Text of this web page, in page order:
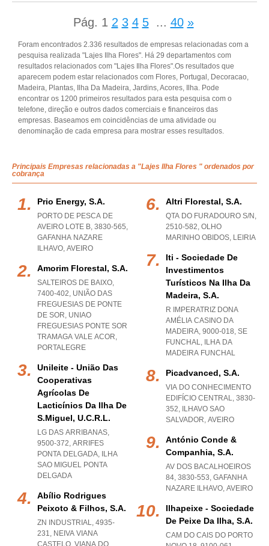
Pág. 1 2 3 4 5 ... 40 »
Foram encontrados 2.336 resultados de empresas relacionadas com a
pesquisa realizada "Lajes Ilha Flores". Há 29 departamentos com
resultados relacionados com "Lajes Ilha Flores".Os resultados que
aparecem podem estar relacionados com Flores, Portugal, Decoracao,
Madeira, Plantas, Ilha Da Madeira, Jardins, Acores, Ilha. Pode
encontrar os 1200 primeiros resultados para esta pesquisa com o
telefone, direção e outros dados comerciais e financeiros das
empresas. Baseamos em coincidências de uma atividade ou
denominação de cada empresa para mostrar esses resultados.
Principais Empresas relacionadas a "Lajes Ilha Flores " ordenados por
cobrança
Prio Energy, S.a.
PORTO DE PESCA DE
AVEIRO LOTE B, 3830-565,
GAFANHA NAZARE
ILHAVO, AVEIRO
Amorim Florestal, S.a.
SALTEIROS DE BAIXO,
7400-402, UNIÃO DAS
FREGUESIAS DE PONTE
DE SOR, UNIAO
FREGUESIAS PONTE SOR
TRAMAGA VALE ACOR,
PORTALEGRE
Unileite - União Das
Cooperativas
Agrícolas De
Lacticínios Da Ilha De
S.miguel, U.c.r.l.
LG DAS ARRIBANAS,
9500-372, ARRIFES
PONTA DELGADA, ILHA
SAO MIGUEL PONTA
DELGADA
Abílio Rodrigues
Peixoto & Filhos, S.a.
ZN INDUSTRIAL, 4935-
231, NEIVA VIANA
CASTELO, VIANA DO
Altri Florestal, S.a.
QTA DO FURADOURO S/N,
2510-582, OLHO
MARINHO OBIDOS, LEIRIA
Iti - Sociedade De
Investimentos
Turísticos Na Ilha Da
Madeira, S.a.
R IMPERATRIZ DONA
AMÉLIA CASINO DA
MADEIRA, 9000-018, SE
FUNCHAL, ILHA DA
MADEIRA FUNCHAL
Picadvanced, S.a.
VIA DO CONHECIMENTO
EDIFÍCIO CENTRAL, 3830-
352, ILHAVO SAO
SALVADOR, AVEIRO
António Conde &
Companhia, S.a.
AV DOS BACALHOEIROS
84, 3830-553, GAFANHA
NAZARE ILHAVO, AVEIRO
Ilhapeixe - Sociedade
De Peixe Da Ilha, S.a.
CAM DO CAIS DO PORTO